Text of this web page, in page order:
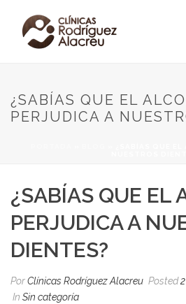
¿SABÍAS QUE EL
PERJUDICA A
¿SABÍAS QUE EL
PERJUDICA A
DIENTES?
PorClínicas Rodríguez Alacreu Posted
In Sin categoría